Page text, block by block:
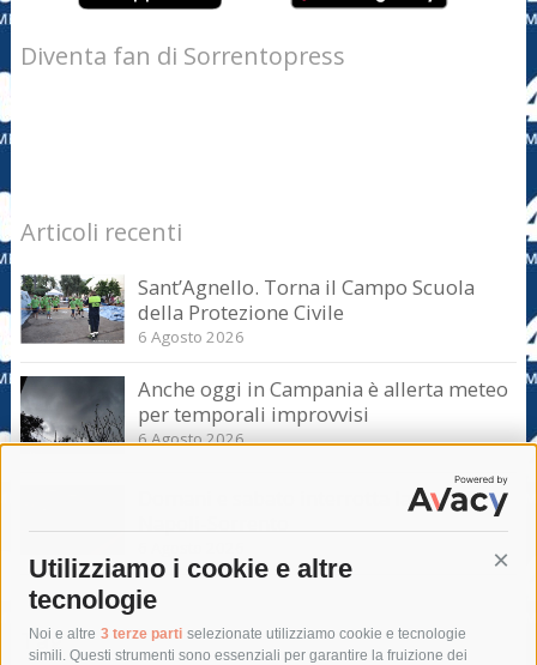
Utilizziamo i cookie e altre
tecnologie
Noi e altre 3 terze parti selezionate utilizziamo cookie e tecnologie
simili. Questi strumenti sono essenziali per garantire la fruizione dei
Diventa fan di Sorrentopress
Articoli recenti
Sant’Agnello. Torna il Campo Scuola
della Protezione Civile
6 Agosto 2026
Anche oggi in Campania è allerta meteo
per temporali improvvisi
6 Agosto 2026
Domani e sabato interrotta la linea Eav
Tag